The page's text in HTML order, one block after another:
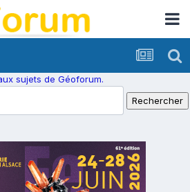
sujets de Géoforum.